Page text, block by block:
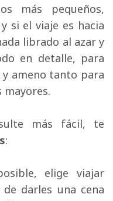
más pequeños,
si el viaje es hacia
librado al azar y
en detalle, para
ameno tanto para
mayores.
más fácil, te
:
elige viajar
darles una cena